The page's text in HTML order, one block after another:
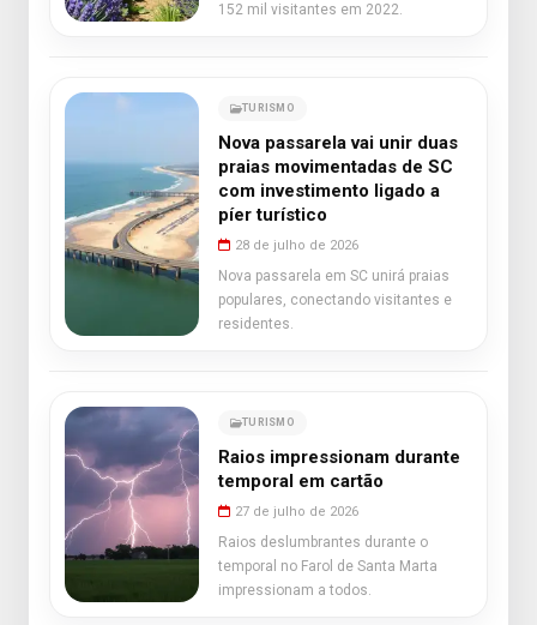
152 mil visitantes em 2022.
TURISMO
Nova passarela vai unir duas
praias movimentadas de SC
com investimento ligado a
píer turístico
28 de julho de 2026
Nova passarela em SC unirá praias
populares, conectando visitantes e
residentes.
TURISMO
Raios impressionam durante
temporal em cartão
27 de julho de 2026
Raios deslumbrantes durante o
temporal no Farol de Santa Marta
impressionam a todos.